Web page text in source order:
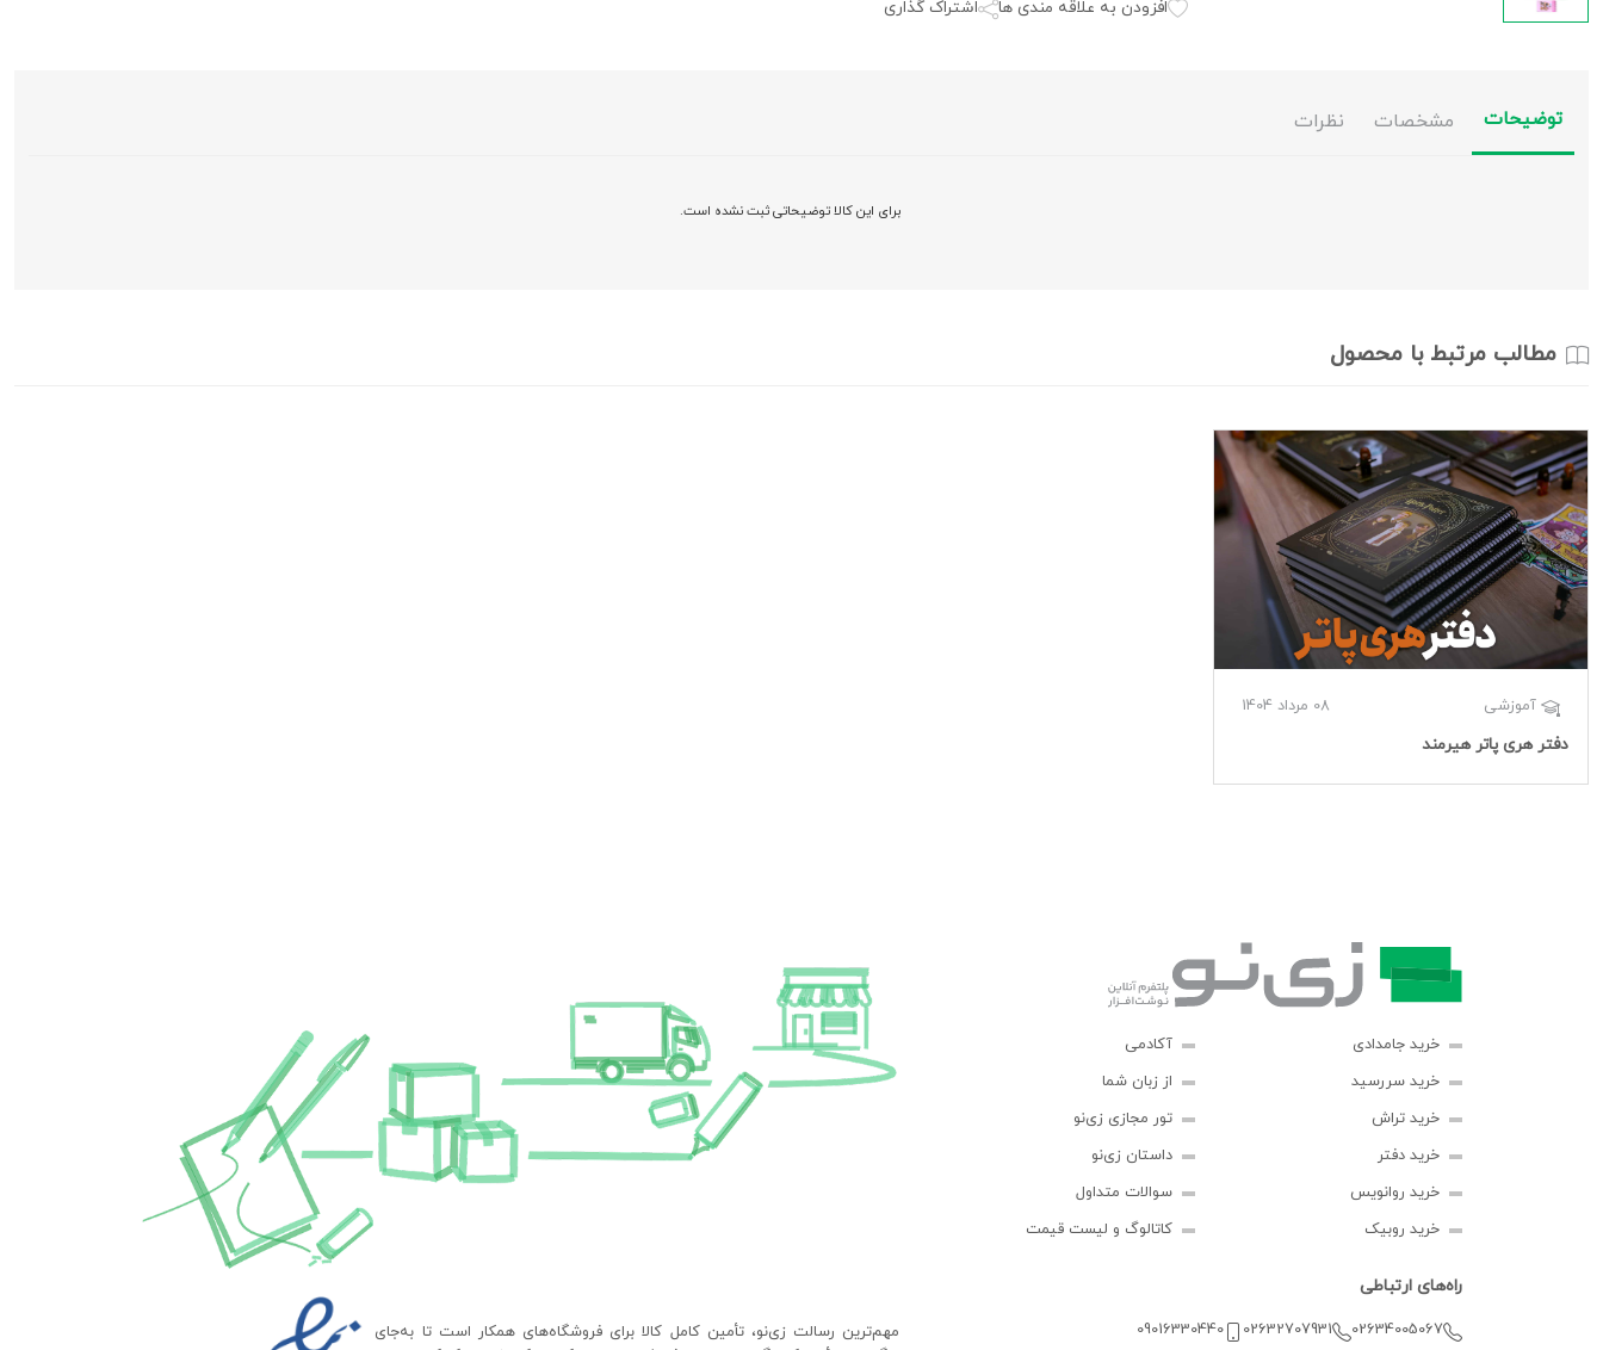
افزودن به علاقه مندی ها اشتراک گذاری
توضیحات مشخصات نظرات
برای این کالا توضیحاتی ثبت نشده است.
مطالب مرتبط با محصول
آموزشی 08 مرداد 1404
دفتر هری پاتر هیرمند
خرید جامدادی
خرید سررسید
خرید تراش
خرید دفتر
خرید روانویس
خرید روبیک
آکادمی
از زبان شما
تور مجازی زی‌نو
داستان زی‌نو
سوالات متداول
کاتالوگ و لیست قیمت
راه‌های ارتباطی
02634005067
02632707931
09016330440
مهم‌ترین رسالت زی‌نو، تأمین کامل کالا برای فروشگاه‌های همکار است تا به‌جای